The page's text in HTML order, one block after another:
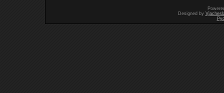
Designed by